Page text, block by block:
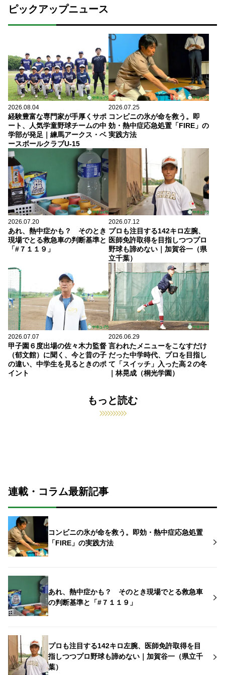
ピックアップニュース
2026.08.04
経験豊富な専門家が手厚くサポ
ート、人気学童野球チームの中
学部が発足｜練馬アークス・ベ
ースボールクラブU-15
2026.07.25
コンビニの氷が命を救う。即
効・熱中症応急処置「FIRE」の
実践方法
2026.07.20
あれ、熱中症かも？ そのとき
現場でとる救急車の判断基準と
「#７１１９」
2026.07.12
プロも注目する142キロ左腕、
医師免許取得を目指しつつプロ
野球も諦めない｜加賀谷一（県
立千葉）
2026.07.07
甲子園６度出場の佐々木力監督
（郁文館）に聞く、今と昔の子
の違い、中学生を見るときのポ
イント
2026.06.29
言われたメニューをこなすだけ
だった中学時代、プロを目指し
て「スイッチ」入った高２の冬
｜林晃成（桐光学園）
もっと読む
連載・コラム最新記事
コンビニの氷が命を救う。即効・熱中症応急処置
「FIRE」の実践方法
あれ、熱中症かも？ そのとき現場でとる救急車
の判断基準と「#７１１９」
プロも注目する142キロ左腕、医師免許取得を目
指しつつプロ野球も諦めない｜加賀谷一（県立千
葉）